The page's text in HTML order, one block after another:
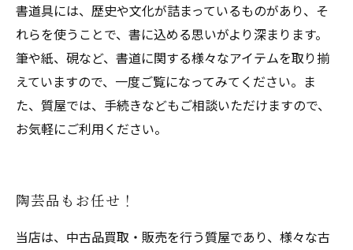
書道具には、歴史や文化が詰まっているものがあり、そ
れらを使うことで、書に込める思いがより深まります。
筆や紙、硯など、書道に関する様々なアイテムを取り揃
えていますので、一度ご覧になってみてください。ま
た、質屋では、手続きなどもご相談いただけますので、
お気軽にご利用ください。
陶芸品もお任せ！
当店は、中古品買取・販売を行う質屋であり、様々な古